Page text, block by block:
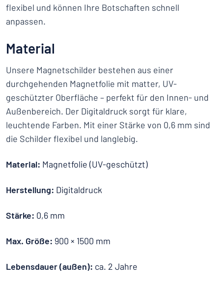
flexibel und können Ihre Botschaften schnell
anpassen.
Material
Unsere Magnetschilder bestehen aus einer
durchgehenden Magnetfolie mit matter, UV-
geschützter Oberfläche – perfekt für den Innen- und
Außenbereich. Der Digitaldruck sorgt für klare,
leuchtende Farben. Mit einer Stärke von 0,6 mm sind
die Schilder flexibel und langlebig.
Material: Magnetfolie (UV-geschützt)
Herstellung: Digitaldruck
Stärke: 0,6 mm
Max. Größe: 900 × 1500 mm
Lebensdauer (außen): ca. 2 Jahre